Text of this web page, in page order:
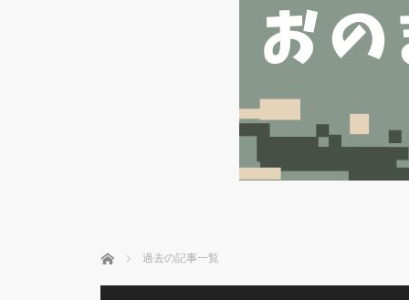
ホーム 過去の記事一覧